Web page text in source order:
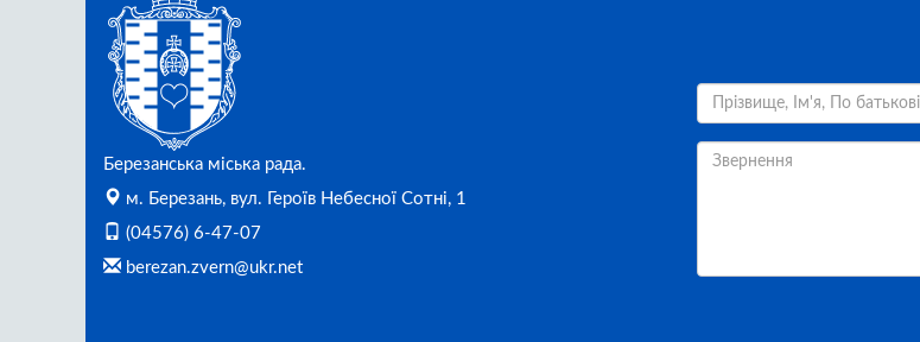
Березанська міська рада.
м. Березань, вул. Героїв Небесної Сотні, 1
(04576) 6-47-07
berezan.zvern@ukr.net